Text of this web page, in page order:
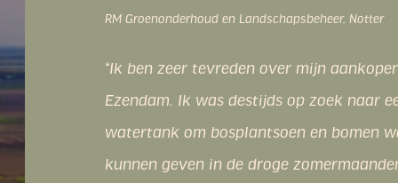
Veehouder, De Morshoeve, Enter
"Ik werk al jaren samen met Ezendam en
nog steeds erg tevreden. Wat Ezendam
onderscheidt is de service en
aandacht die ik bij Ezendam krijg. Die is